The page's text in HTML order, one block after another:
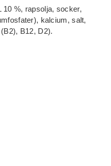
10 %, rapsolja, socker,
kalcium, salt,
B12, D2).